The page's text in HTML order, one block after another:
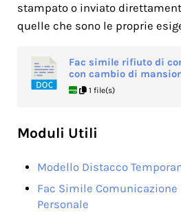
stampato o inviato
quelle che sono le proprie
Fac simile rifiuto di
con cambio di
1 file(s)
Moduli Utili
Modello Distacco
Fac Simile Comunicazione
Personale